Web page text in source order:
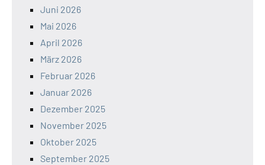
Juni 2026
Mai 2026
April 2026
März 2026
Februar 2026
Januar 2026
Dezember 2025
November 2025
Oktober 2025
September 2025